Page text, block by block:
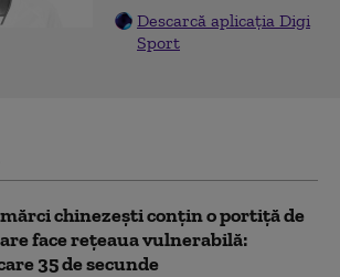
Descarcă aplicația Digi
Sport
chinezești conțin o portiță de
face rețeaua vulnerabilă:
35 de secunde